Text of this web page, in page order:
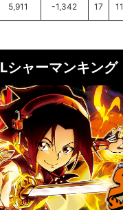
5,911 -1,342 17 11
Lシャーマンキング